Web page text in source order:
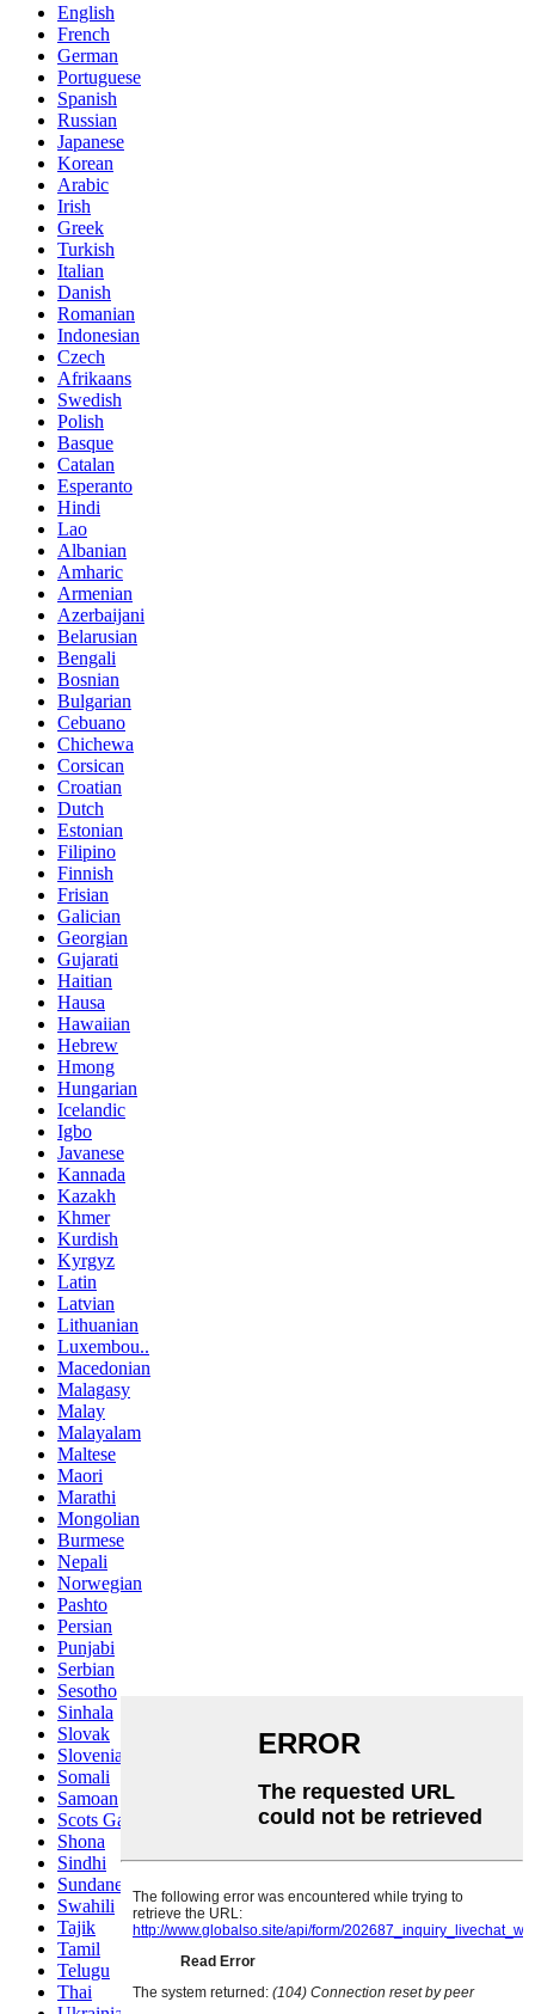
English
French
German
Portuguese
Spanish
Russian
Japanese
Korean
Arabic
Irish
Greek
Turkish
Italian
Danish
Romanian
Indonesian
Czech
Afrikaans
Swedish
Polish
Basque
Catalan
Esperanto
Hindi
Lao
Albanian
Amharic
Armenian
Azerbaijani
Belarusian
Bengali
Bosnian
Bulgarian
Cebuano
Chichewa
Corsican
Croatian
Dutch
Estonian
Filipino
Finnish
Frisian
Galician
Georgian
Gujarati
Haitian
Hausa
Hawaiian
Hebrew
Hmong
Hungarian
Icelandic
Igbo
Javanese
Kannada
Kazakh
Khmer
Kurdish
Kyrgyz
Latin
Latvian
Lithuanian
Luxembou..
Macedonian
Malagasy
Malay
Malayalam
Maltese
Maori
Marathi
Mongolian
Burmese
Nepali
Norwegian
Pashto
Persian
Punjabi
Serbian
Sesotho
Sinhala
Slovak
Slovenian
Somali
Samoan
Scots Gaelic
Shona
Sindhi
Sundanese
Swahili
Tajik
Tamil
Telugu
Thai